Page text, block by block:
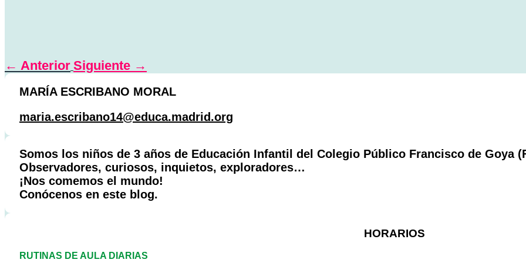
← Anterior Siguiente →
MARÍA ESCRIBANO MORAL
maria.escribano14@educa.madrid.org
Somos los niños de 3 años de Educación Infantil del Colegio Público Francisco de Goya
Observadores, curiosos, inquietos, exploradores…
¡Nos comemos el mundo!
Conócenos en este blog.
HORARIOS
RUTINAS DE AULA DIARIAS